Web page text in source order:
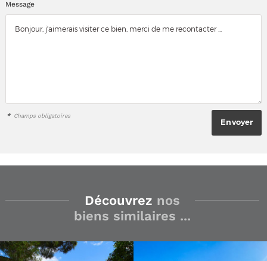
Message
* Champs obligatoires
Découvrez nos
biens similaires ...